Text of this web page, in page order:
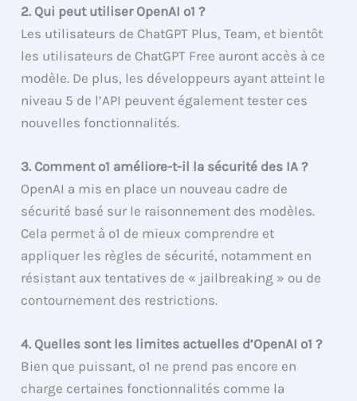
2. Qui peut utiliser OpenAI o1 ?
Les utilisateurs de ChatGPT Plus, Team, et bientôt
les utilisateurs de ChatGPT Free auront accès à ce
modèle. De plus, les développeurs ayant atteint le
niveau 5 de l’API peuvent également tester ces
nouvelles fonctionnalités.
3. Comment o1 améliore-t-il la sécurité des IA ?
OpenAI a mis en place un nouveau cadre de
sécurité basé sur le raisonnement des modèles.
Cela permet à o1 de mieux comprendre et
appliquer les règles de sécurité, notamment en
résistant aux tentatives de « jailbreaking » ou de
contournement des restrictions.
4. Quelles sont les limites actuelles d’OpenAI o1 ?
Bien que puissant, o1 ne prend pas encore en
charge certaines fonctionnalités comme la